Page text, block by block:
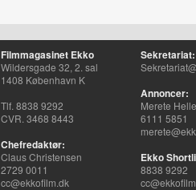
Filmmagasinet Ekko
Wildersgade 32, 2. sal
1408 København K
Tlf. 8838 9292
CVR. 3468 8443
Chefredaktør:
Claus Christensen
2729 0011
cc@ekkofilm.dk
Sekretariat:
Annoncer:
Merete
6111 5851
Ekko
8838 9292